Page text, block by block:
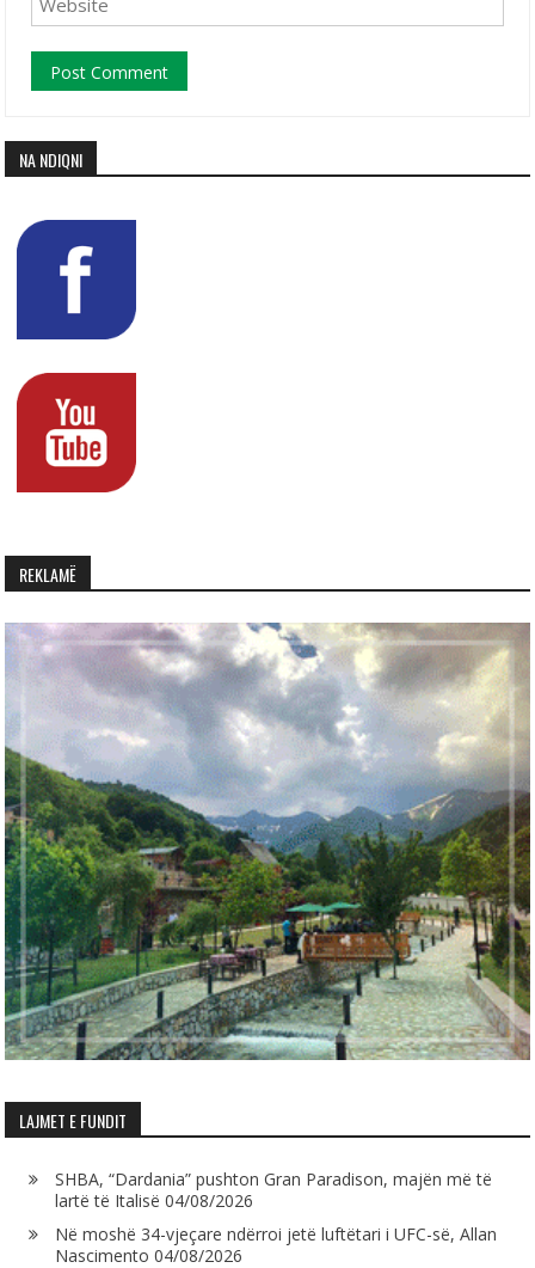
NA NDIQNI
REKLAMË
LAJMET E FUNDIT
SHBA, “Dardania” pushton Gran Paradison, majën më të
lartë të Italisë 04/08/2026
Në moshë 34-vjeçare ndërroi jetë luftëtari i UFC-së, Allan
Nascimento 04/08/2026